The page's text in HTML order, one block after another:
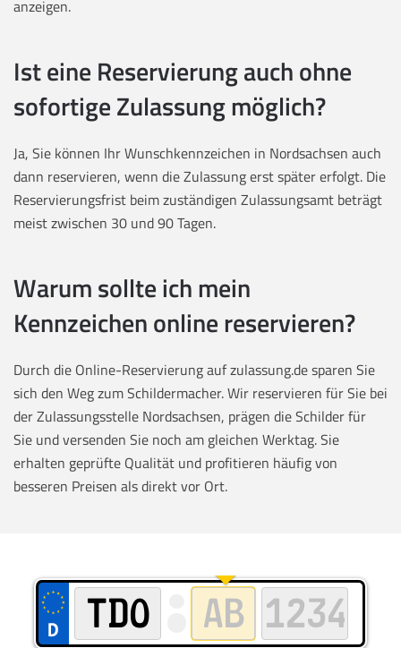
anzeigen.
Ist eine Reservierung auch ohne
sofortige Zulassung möglich?
Ja, Sie können Ihr Wunschkennzeichen in Nordsachsen auch
dann reservieren, wenn die Zulassung erst später erfolgt. Die
Reservierungsfrist beim zuständigen Zulassungsamt beträgt
meist zwischen 30 und 90 Tagen.
Warum sollte ich mein
Kennzeichen online reservieren?
Durch die Online-Reservierung auf zulassung.de sparen Sie
sich den Weg zum Schildermacher. Wir reservieren für Sie bei
der Zulassungsstelle Nordsachsen, prägen die Schilder für
Sie und versenden Sie noch am gleichen Werktag. Sie
erhalten geprüfte Qualität und profitieren häufig von
besseren Preisen als direkt vor Ort.